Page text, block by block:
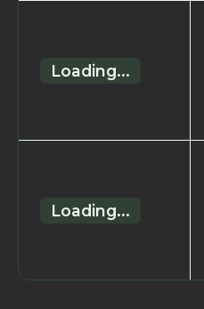
Loading...
Loading...